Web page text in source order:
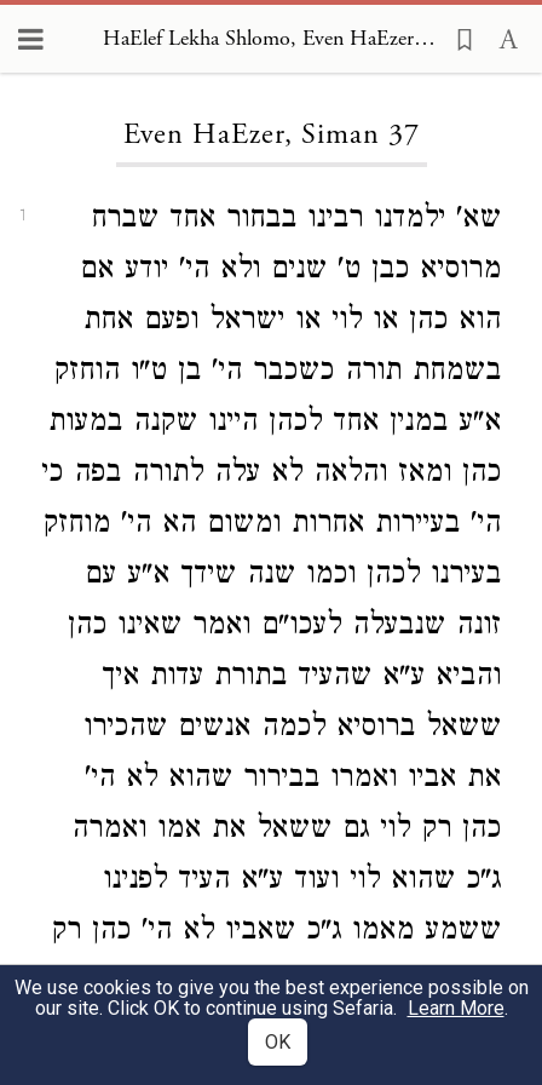
HaElef Lekha Shlomo, Even HaEzer 37
Even HaEzer, Siman 37
1
שא' ילמדנו רבינו בבחור אחד שברח
מרוסיא כבן ט' שנים ולא הי' יודע אם
הוא כהן או לוי או ישראל ופעם אחת
בשמחת תורה כשכבר הי' בן ט"ו הוחזק
א"ע במנין אחד לכהן היינו שקנה במעות
כהן ומאז והלאה לא עלה לתורה בפה כי
הי' בעיירות אחרות ומשום הא הי' מוחזק
בעירנו לכהן וכמו שנה שידך א"ע עם
זונה שנבעלה לעכו"ם ואמר שאינו כהן
והביא ע"א שהעיד בתורת עדות איך
ששאל ברוסיא לכמה אנשים שהכירו
את אביו ואמרו בבירור שהוא לא הי'
כהן רק לוי גם ששאל את אמו ואמרה
ג"כ שהוא לוי ועוד ע"א העיד לפנינו
ששמע מאמו ג"כ שאביו לא הי' כהן רק
לוי והוא לא הוחזק א"ע לכהן רק בש"ת
הנ"ל ולא נשא כפיו מעולם. תשובה.
We use cookies to give you the best experience possible on
our site. Click OK to continue using Sefaria. Learn More.
OK